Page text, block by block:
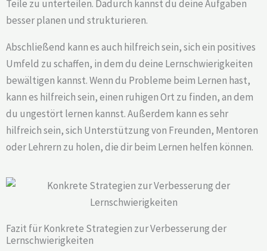
Teile zu unterteilen. Dadurch kannst du deine Aufgaben
besser planen und strukturieren.
Abschließend kann es auch hilfreich sein, sich ein positives
Umfeld zu schaffen, in dem du deine Lernschwierigkeiten
bewältigen kannst. Wenn du Probleme beim Lernen hast,
kann es hilfreich sein, einen ruhigen Ort zu finden, an dem
du ungestört lernen kannst. Außerdem kann es sehr
hilfreich sein, sich Unterstützung von Freunden, Mentoren
oder Lehrern zu holen, die dir beim Lernen helfen können.
Fazit für Konkrete Strategien zur Verbesserung der
Lernschwierigkeiten